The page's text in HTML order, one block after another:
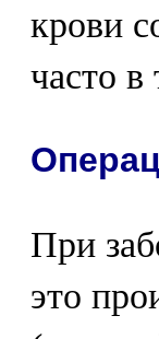
крови
часто в
При
это